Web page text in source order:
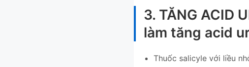
3. TĂNG ACID
làm tăng acid
Thuốc salicyle với liều